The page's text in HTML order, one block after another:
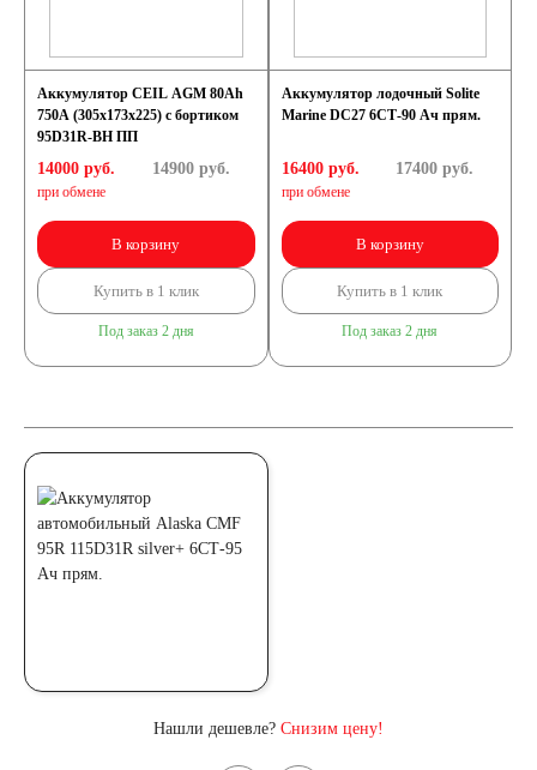
Аккумулятор CEIL AGM 80Ah
750A (305x173x225) с бортиком
95D31R-BH ПП
14000 руб.
при обмене
14900руб.
В корзину
Купить в 1 клик
Под заказ 2 дня
Аккумулятор лодочный Solite
Marine DC27 6СТ-90 Ач прям.
16400 руб.
при обмене
17400 руб.
В корзину
Купить в 1 клик
Под заказ 2 дня
Нашли дешевле? Снизим цену!